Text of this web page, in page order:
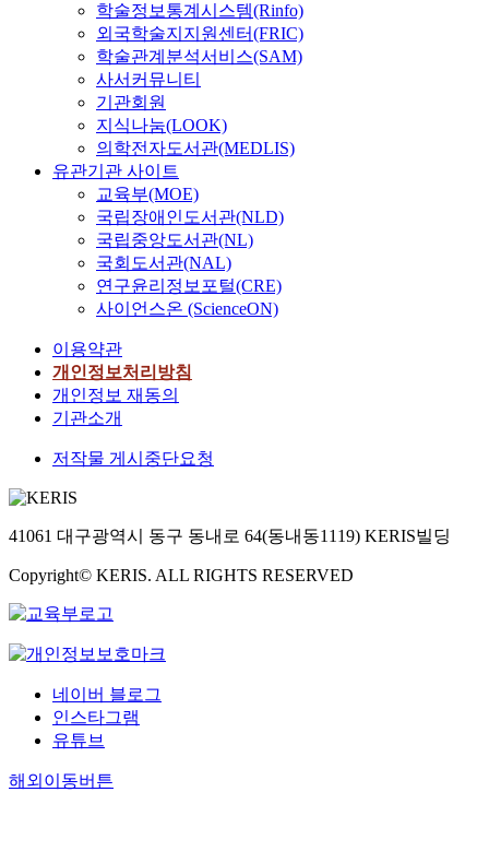
학술정보통계시스템(Rinfo)
외국학술지지원센터(FRIC)
학술관계분석서비스(SAM)
사서커뮤니티
기관회원
지식나눔(LOOK)
의학전자도서관(MEDLIS)
유관기관 사이트
교육부(MOE)
국립장애인도서관(NLD)
국립중앙도서관(NL)
국회도서관(NAL)
연구윤리정보포털(CRE)
사이언스온 (ScienceON)
이용약관
개인정보처리방침
개인정보 재동의
기관소개
저작물 게시중단요청
41061 대구광역시 동구 동내로 64(동내동1119) KERIS빌딩
Copyright© KERIS. ALL RIGHTS RESERVED
네이버 블로그
인스타그램
유튜브
해외이동버튼